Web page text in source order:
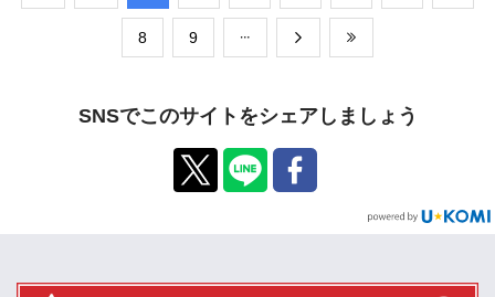
​8 ​9
SNSでこのサイトをシェアしましょう